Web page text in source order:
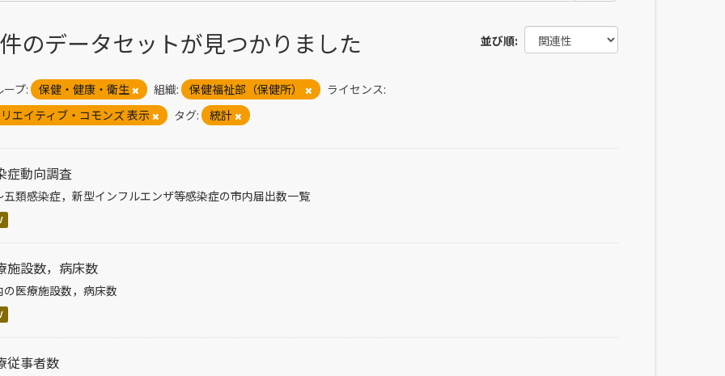
並び順
のデータセットが見つかりました
ープ: 保健・健康・衛生 組織: 保健福祉部（保健所）
ライセンス:
エイティブ・コモンズ 表示
タグ: 統計
症動向調査
五類感染症，新型インフルエンザ等感染症の市内届出数一覧
施設数，病床数
の医療施設数，病床数
従事者数